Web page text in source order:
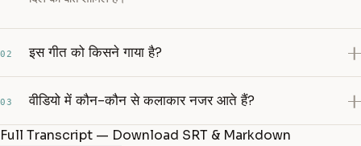
02 इस गीत को किसने गाया है?
03 वीडियो में कौन-कौन से कलाकार नजर आते हैं?
Full Transcript — Download SRT & Markdown